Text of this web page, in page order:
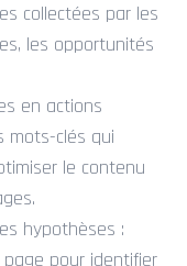
collectées par les
les opportunités
en actions
mots-clés qui
le contenu
hypothèses :
pour identifier